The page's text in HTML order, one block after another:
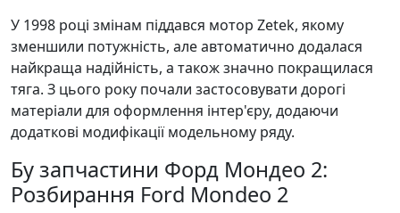
У 1998 році змінам піддався мотор Zetek, якому
зменшили потужність, але автоматично додалася
найкраща надійність, а також значно покращилася
тяга. З цього року почали застосовувати дорогі
матеріали для оформлення інтер'єру, додаючи
додаткові модифікації модельному ряду.
Бу запчастини Форд Мондео 2:
Розбирання Ford Mondeo 2